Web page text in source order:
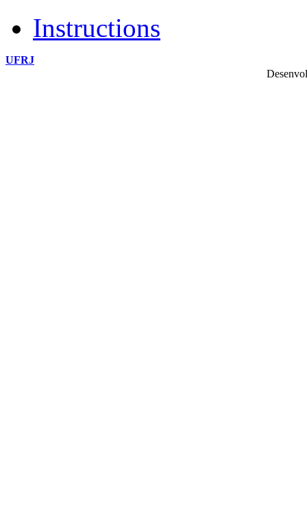
Instructions
UFRJ